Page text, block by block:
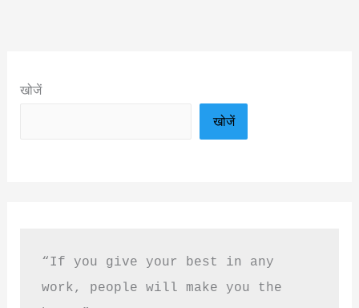
खोजें
खोजें
“If you give your best in any
work, people will make you the